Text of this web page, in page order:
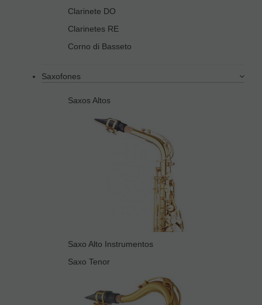
Clarinete DO
Clarinetes RE
Corno di Basseto
Saxofones
Saxos Altos
Saxo Alto Instrumentos
Saxo Tenor